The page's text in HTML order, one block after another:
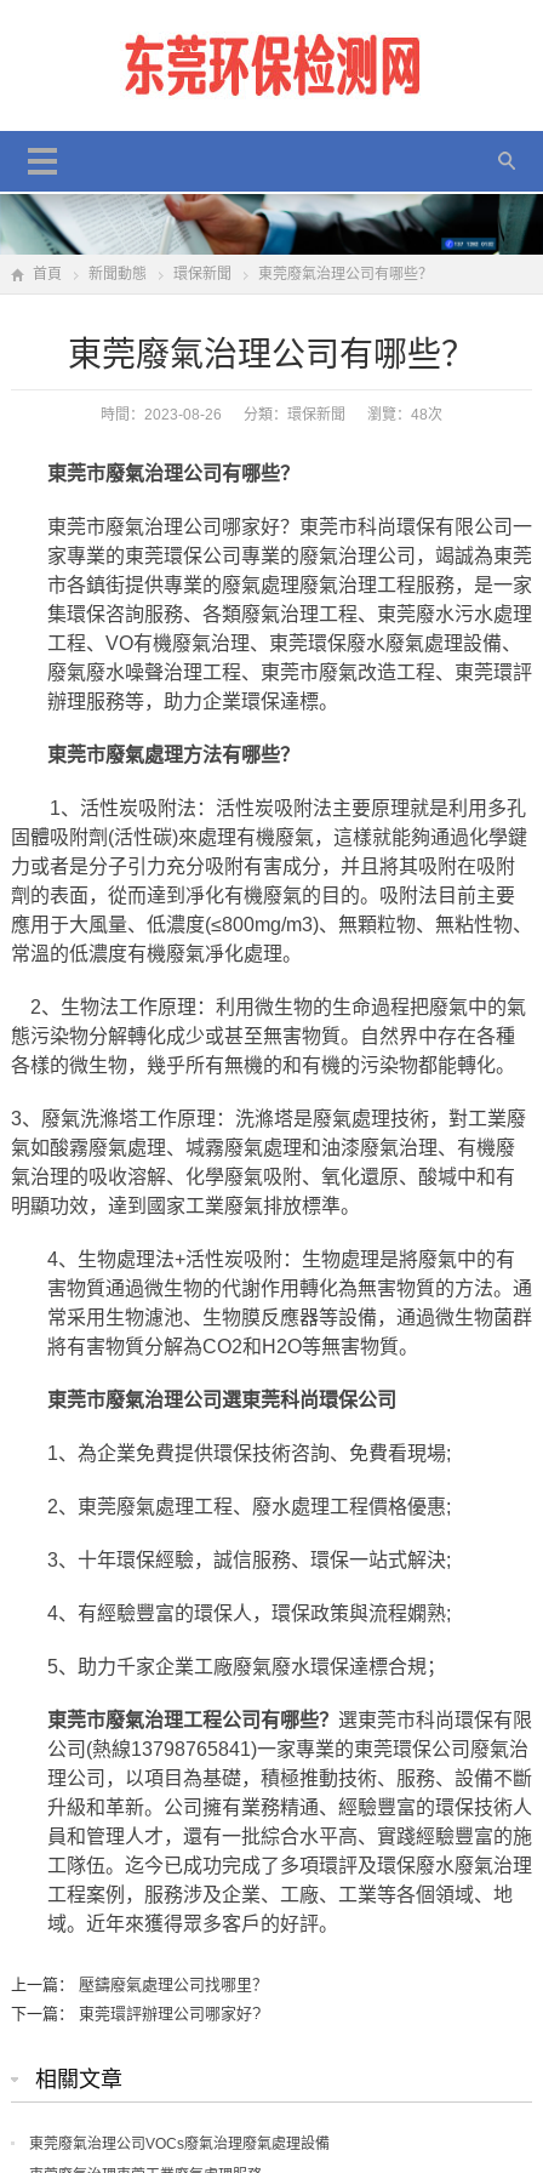
首頁 新聞動態 環保新聞 東莞廢氣治理公司有哪些？
東莞廢氣治理公司有哪些？
時間：2023-08-26 分類： 環保新聞 瀏覽：48次
東莞市廢氣治理公司有哪些？
東莞市廢氣治理公司哪家好？ 東莞市科尚環保有限公司一
家專業的東莞環保公司專業的廢氣治理公司，竭誠為東莞
市各鎮街提供專業的廢氣處理廢氣治理工程服務，是一家
集環保咨詢服務、各類廢氣治理工程、東莞廢水污水處理
工程、VO有機廢氣治理、東莞環保廢水廢氣處理設備、
廢氣廢水噪聲治理工程、東莞市廢氣改造工程、 東莞環評
辦理服務等，助力企業環保達標。
東莞市廢氣處理方法有哪些？
1、活性炭吸附法：活性炭吸附法主要原理就是利用多孔
固體吸附劑(活性碳)來處理有機廢氣，這樣就能夠通過化學鍵
力或者是分子引力充分吸附有害成分，并且將其吸附在吸附
劑的表面，從而達到凈化有機廢氣的目的。吸附法目前主要
應用于大風量、低濃度(≤800mg/m3)、無顆粒物、無粘性物、
常溫的低濃度有機廢氣凈化處理。
2、生物法工作原理：利用微生物的生命過程把廢氣中的氣
態污染物分解轉化成少或甚至無害物質。自然界中存在各種
各樣的微生物，幾乎所有無機的和有機的污染物都能轉化。
3、廢氣洗滌塔工作原理：洗滌塔是廢氣處理技術，對工業廢
氣如酸霧廢氣處理、堿霧廢氣處理和油漆廢氣治理、有機廢
氣治理的吸收溶解、化學廢氣吸附、氧化還原、酸堿中和有
明顯功效，達到國家工業廢氣排放標準。
4、生物處理法+活性炭吸附：生物處理是將廢氣中的有
害物質通過微生物的代謝作用轉化為無害物質的方法。通
常采用生物濾池、生物膜反應器等設備，通過微生物菌群
將有害物質分解為CO2和H2O等無害物質。
東莞市廢氣治理公司選東莞科尚環保公司
1、為企業免費提供環保技術咨詢、免費看現場;
2、東莞廢氣處理工程、廢水處理工程價格優惠;
3、十年環保經驗，誠信服務、環保一站式解決;
4、有經驗豐富的環保人，環保政策與流程嫻熟;
5、助力千家企業工廠廢氣廢水環保達標合規；
東莞市廢氣治理工程公司有哪些？ 選東莞市科尚環保有限
公司 (熱線13798765841)一家專業的東莞環保公司 廢氣治
理公司，以項目為基礎，積極推動技術、服務、設備不斷
升級和革新。公司擁有業務精通、經驗豐富的環保技術人
員和管理人才，還有一批綜合水平高、實踐經驗豐富的施
工隊伍。迄今已成功完成了多項環評及環保廢水廢氣治理
工程案例，服務涉及企業、工廠、工業等各個領域、地
域。近年來獲得眾多客戶的好評。
上一篇： 壓鑄廢氣處理公司找哪里？
下一篇： 東莞環評辦理公司哪家好?
相關文章
東莞廢氣治理公司VOCs廢氣治理廢氣處理設備